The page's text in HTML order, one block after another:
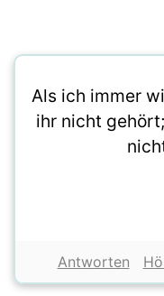
Als ich immer
ihr nicht
Antworten